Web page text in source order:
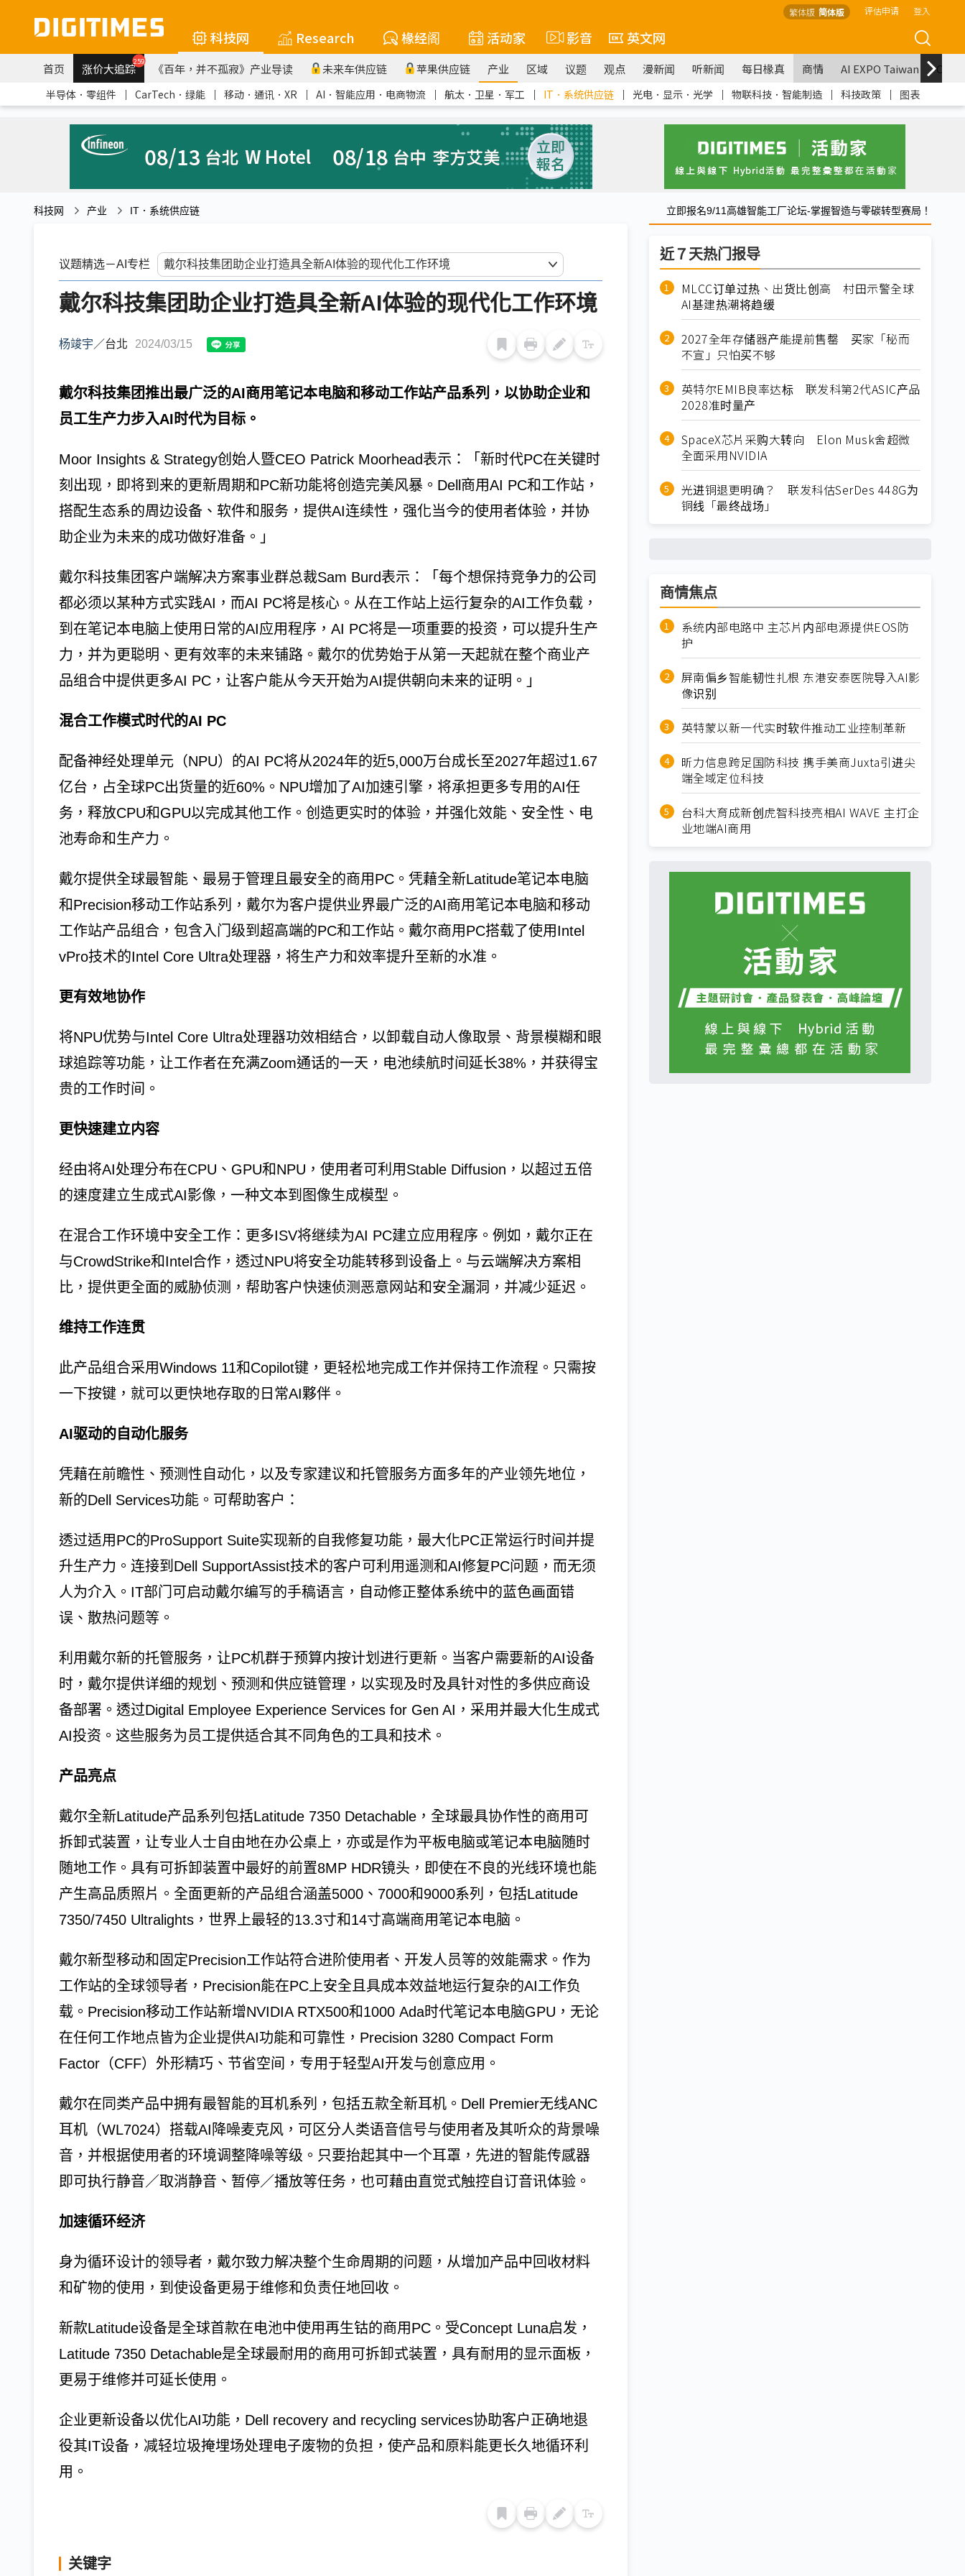
繁体版 简体版 评估申请 登入
科技网 Research 椽经阁 活动家 影音 英文网
首页 涨价大追踪259 《百年，并不孤寂》产业导读 未来车供应链 苹果供应链 产业 区域 议题 观点 漫新闻 听新闻 每日椽真 商情 AI EXPO Taiwan
半导体．零组件 ｜ CarTech．绿能 ｜ 移动．通讯．XR ｜ AI．智能应用．电商物流 ｜ 航太．卫星．军工 ｜ IT．系统供应链 ｜ 光电．显示．光学 ｜ 物联科技．智能制造 ｜ 科技政策 ｜ 图表
科技网 产业 IT．系统供应链 立即报名9/11高雄智能工厂论坛-掌握智造与零碳转型赛局！
议题精选－AI专栏
戴尔科技集团助企业打造具全新AI体验的现代化工作环境
杨竣宇 ／台北 2024/03/15
戴尔科技集团推出最广泛的AI商用笔记本电脑和移动工作站产品系列，以协助企业和
员工生产力步入AI时代为目标。
Moor Insights & Strategy创始人暨CEO Patrick Moorhead表示：「新时代PC在关键时
刻出现，即将到来的更新周期和PC新功能将创造完美风暴。Dell商用AI PC和工作站，
搭配生态系的周边设备、软件和服务，提供AI连续性，强化当今的使用者体验，并协
助企业为未来的成功做好准备。」
戴尔科技集团客户端解决方案事业群总裁Sam Burd表示：「每个想保持竞争力的公司
都必须以某种方式实践AI，而AI PC将是核心。从在工作站上运行复杂的AI工作负载，
到在笔记本电脑上使用日常的AI应用程序，AI PC将是一项重要的投资，可以提升生产
力，并为更聪明、更有效率的未来铺路。戴尔的优势始于从第一天起就在整个商业产
品组合中提供更多AI PC，让客户能从今天开始为AI提供朝向未来的证明。」
混合工作模式时代的AI PC
配备神经处理单元（NPU）的AI PC将从2024年的近5,000万台成长至2027年超过1.67
亿台，占全球PC出货量的近60%。NPU增加了AI加速引擎，将承担更多专用的AI任
务，释放CPU和GPU以完成其他工作。创造更实时的体验，并强化效能、安全性、电
池寿命和生产力。
戴尔提供全球最智能、最易于管理且最安全的商用PC。凭藉全新Latitude笔记本电脑
和Precision移动工作站系列，戴尔为客户提供业界最广泛的AI商用笔记本电脑和移动
工作站产品组合，包含入门级到超高端的PC和工作站。戴尔商用PC搭载了使用Intel
vPro技术的Intel Core Ultra处理器，将生产力和效率提升至新的水准。
更有效地协作
将NPU优势与Intel Core Ultra处理器功效相结合，以卸载自动人像取景、背景模糊和眼
球追踪等功能，让工作者在充满Zoom通话的一天，电池续航时间延长38%，并获得宝
贵的工作时间。
更快速建立内容
经由将AI处理分布在CPU、GPU和NPU，使用者可利用Stable Diffusion，以超过五倍
的速度建立生成式AI影像，一种文本到图像生成模型。
在混合工作环境中安全工作：更多ISV将继续为AI PC建立应用程序。例如，戴尔正在
与CrowdStrike和Intel合作，透过NPU将安全功能转移到设备上。与云端解决方案相
比，提供更全面的威胁侦测，帮助客户快速侦测恶意网站和安全漏洞，并减少延迟。
维持工作连贯
此产品组合采用Windows 11和Copilot键，更轻松地完成工作并保持工作流程。只需按
一下按键，就可以更快地存取的日常AI夥伴。
AI驱动的自动化服务
凭藉在前瞻性、预测性自动化，以及专家建议和托管服务方面多年的产业领先地位，
新的Dell Services功能。可帮助客户：
透过适用PC的ProSupport Suite实现新的自我修复功能，最大化PC正常运行时间并提
升生产力。连接到Dell SupportAssist技术的客户可利用遥测和AI修复PC问题，而无须
人为介入。IT部门可启动戴尔编写的手稿语言，自动修正整体系统中的蓝色画面错
误、散热问题等。
利用戴尔新的托管服务，让PC机群于预算内按计划进行更新。当客户需要新的AI设备
时，戴尔提供详细的规划、预测和供应链管理，以实现及时及具针对性的多供应商设
备部署。透过Digital Employee Experience Services for Gen AI，采用并最大化生成式
AI投资。这些服务为员工提供适合其不同角色的工具和技术。
产品亮点
戴尔全新Latitude产品系列包括Latitude 7350 Detachable，全球最具协作性的商用可
拆卸式装置，让专业人士自由地在办公桌上，亦或是作为平板电脑或笔记本电脑随时
随地工作。具有可拆卸装置中最好的前置8MP HDR镜头，即使在不良的光线环境也能
产生高品质照片。全面更新的产品组合涵盖5000、7000和9000系列，包括Latitude
7350/7450 Ultralights，世界上最轻的13.3寸和14寸高端商用笔记本电脑。
戴尔新型移动和固定Precision工作站符合进阶使用者、开发人员等的效能需求。作为
工作站的全球领导者，Precision能在PC上安全且具成本效益地运行复杂的AI工作负
载。Precision移动工作站新增NVIDIA RTX500和1000 Ada时代笔记本电脑GPU，无论
在任何工作地点皆为企业提供AI功能和可靠性，Precision 3280 Compact Form
Factor（CFF）外形精巧、节省空间，专用于轻型AI开发与创意应用。
戴尔在同类产品中拥有最智能的耳机系列，包括五款全新耳机。Dell Premier无线ANC
耳机（WL7024）搭载AI降噪麦克风，可区分人类语音信号与使用者及其听众的背景噪
音，并根据使用者的环境调整降噪等级。只要抬起其中一个耳罩，先进的智能传感器
即可执行静音／取消静音、暂停／播放等任务，也可藉由直觉式触控自订音讯体验。
加速循环经济
身为循环设计的领导者，戴尔致力解决整个生命周期的问题，从增加产品中回收材料
和矿物的使用，到使设备更易于维修和负责任地回收。
新款Latitude设备是全球首款在电池中使用再生钴的商用PC。受Concept Luna启发，
Latitude 7350 Detachable是全球最耐用的商用可拆卸式装置，具有耐用的显示面板，
更易于维修并可延长使用。
企业更新设备以优化AI功能，Dell recovery and recycling services协助客户正确地退
役其IT设备，减轻垃圾掩埋场处理电子废物的负担，使产品和原料能更长久地循环利
用。
关键字
近７天热门报导
MLCC订单过热、出货比创高 村田示警全球
AI基建热潮将趋缓
2027全年存储器产能提前售罄 买家「秘而
不宣」只怕买不够
英特尔EMIB良率达标 联发科第2代ASIC产品
2028准时量产
SpaceX芯片采购大转向 Elon Musk舍超微
全面采用NVIDIA
光进铜退更明确？ 联发科估SerDes 448G为
铜线「最终战场」
商情焦点
系统内部电路中 主芯片内部电源提供EOS防
护
屏南偏乡智能韧性扎根 东港安泰医院导入AI影
像识别
英特蒙以新一代实时软件推动工业控制革新
昕力信息跨足国防科技 携手美商Juxta引进尖
端全域定位科技
台科大育成新创虎智科技亮相AI WAVE 主打企
业地端AI商用